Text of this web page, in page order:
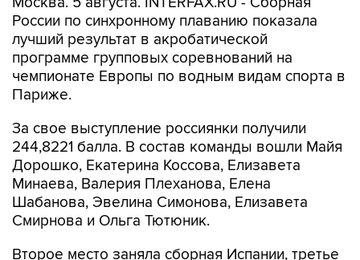
России по синхронному плаванию показала
лучший результат в акробатической
программе групповых соревнований на
чемпионате Европы по водным видам спорта в
Париже.
За свое выступление россиянки получили
244,8221 балла. В состав команды вошли Майя
Дорошко, Екатерина Коссова, Елизавета
Минаева, Валерия Плеханова, Елена
Шабанова, Эвелина Симонова, Елизавета
Смирнова и Ольга Тютюник.
Второе место заняла сборная Испании, третье